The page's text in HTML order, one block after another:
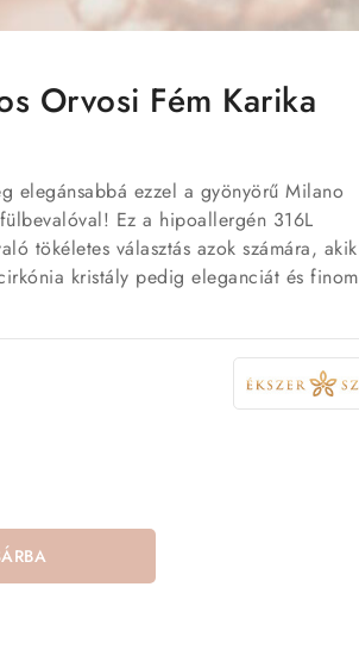
Orvosi Fém Karika
elegánsabbá ezzel a gyönyörű Milano
Ez a hipoallergén 316L
tökéletes választás azok számára, akik
kristály pedig eleganciát és finom